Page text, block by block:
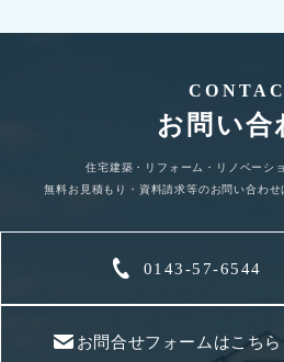
お問い合
住宅建築・リフォーム・リノベーシ
無料お見積もり・資料請求等のお問い合わせ
0143-57-6544
お問合せフォームはこちら